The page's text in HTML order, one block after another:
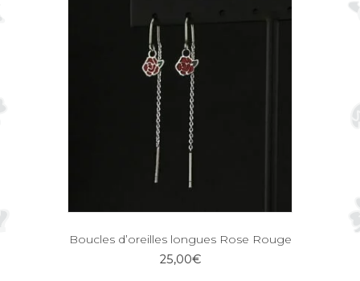
Boucles d’oreilles longues Rose Rouge
25,00€